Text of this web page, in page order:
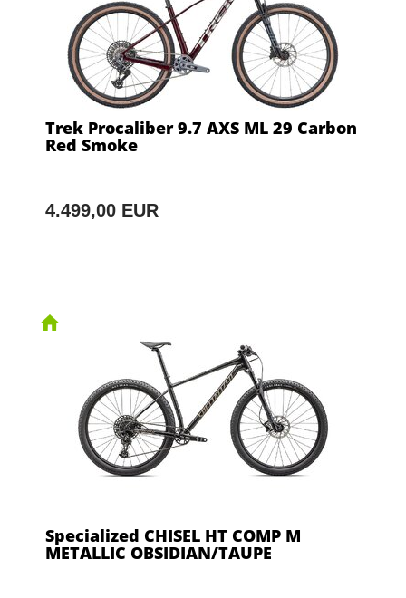
Trek Procaliber 9.7 AXS ML 29 Carbon
Red Smoke
4.499,00 EUR
Specialized CHISEL HT COMP M
METALLIC OBSIDIAN/TAUPE